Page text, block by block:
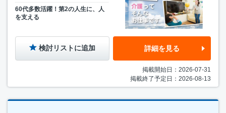
60代多数活躍！第2の人生に、人
を支える
検討リストに追加 詳細を見る
掲載開始日：2026-07-31
掲載終了予定日：2026-08-13